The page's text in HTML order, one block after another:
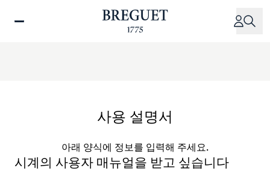
사용 설명서
아래 양식에 정보를 입력해 주세요.
시계의 사용자 매뉴얼을 받고 싶습니다